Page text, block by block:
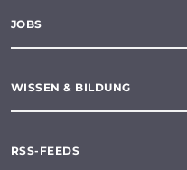
JOBS
WISSEN & BILDUNG
RSS-FEEDS